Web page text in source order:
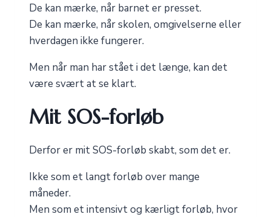
De kan mærke, når barnet er presset.
De kan mærke, når skolen, omgivelserne eller
hverdagen ikke fungerer.
Men når man har stået i det længe, kan det
være svært at se klart.
Mit SOS-forløb
Derfor er mit SOS-forløb skabt, som det er.
Ikke som et langt forløb over mange
måneder.
Men som et intensivt og kærligt forløb, hvor